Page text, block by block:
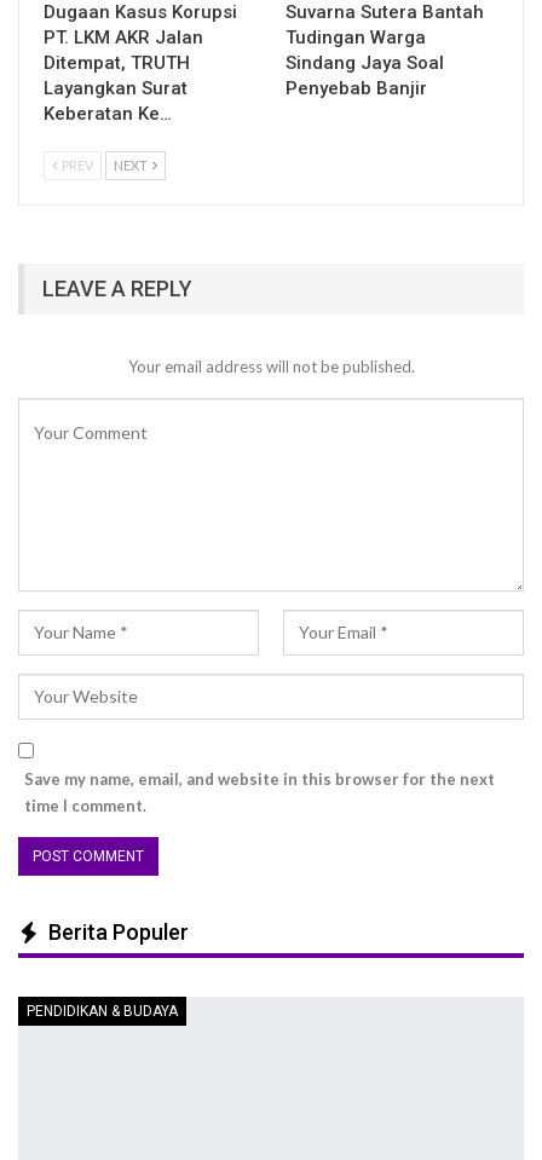
Dugaan Kasus Korupsi
PT. LKM AKR Jalan
Ditempat, TRUTH
Layangkan Surat
Keberatan Ke…
Suvarna Sutera Bantah
Tudingan Warga
Sindang Jaya Soal
Penyebab Banjir
PREV NEXT
LEAVE A REPLY
Your email address will not be published.
Save my name, email, and website in this browser for the next
time I comment.
Berita Populer
PENDIDIKAN & BUDAYA